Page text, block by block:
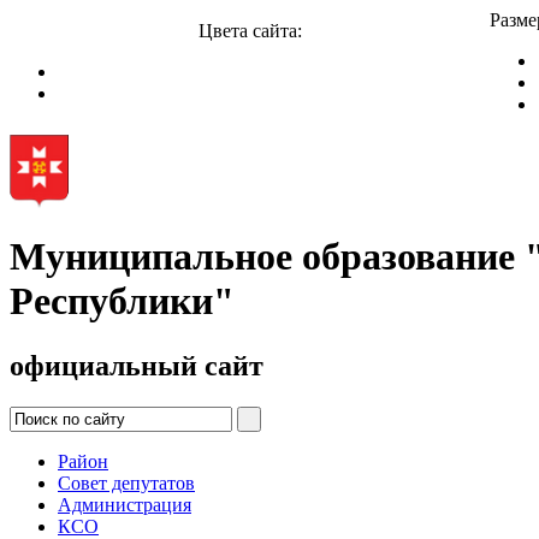
Цвета сайта:
Муниципальное
Республики"
официальный сайт
Район
Совет депутатов
Администрация
КСО